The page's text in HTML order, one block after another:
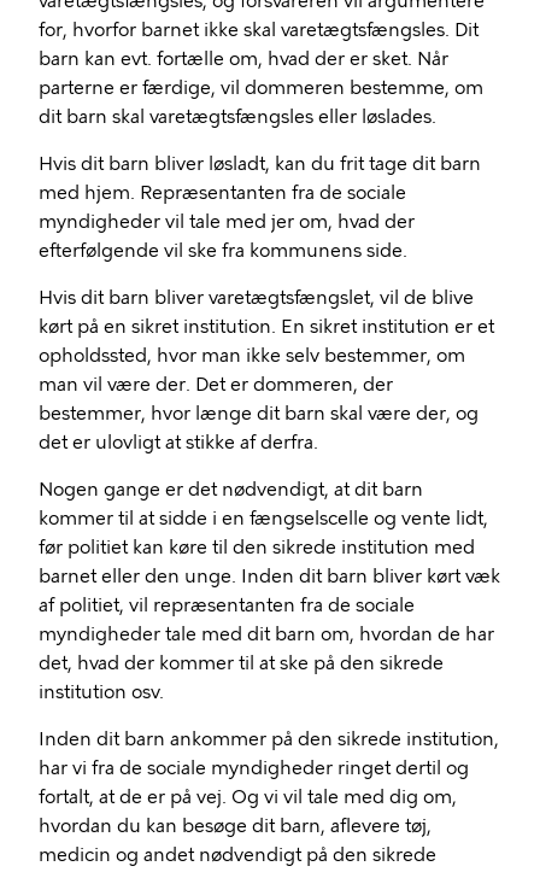
for, hvorfor barnet ikke skal varetægtsfængsles. Dit
barn kan evt. fortælle om, hvad der er sket. Når
parterne er færdige, vil dommeren bestemme, om
dit barn skal varetægtsfængsles eller løslades.
Hvis dit barn bliver løsladt, kan du frit tage dit barn
med hjem. Repræsentanten fra de sociale
myndigheder vil tale med jer om, hvad der
efterfølgende vil ske fra kommunens side.
Hvis dit barn bliver varetægtsfængslet, vil de blive
kørt på en sikret institution. En sikret institution er et
opholdssted, hvor man ikke selv bestemmer, om
man vil være der. Det er dommeren, der
bestemmer, hvor længe dit barn skal være der, og
det er ulovligt at stikke af derfra.
Nogen gange er det nødvendigt, at dit barn
kommer til at sidde i en fængselscelle og vente lidt,
før politiet kan køre til den sikrede institution med
barnet eller den unge. Inden dit barn bliver kørt væk
af politiet, vil repræsentanten fra de sociale
myndigheder tale med dit barn om, hvordan de har
det, hvad der kommer til at ske på den sikrede
institution osv.
Inden dit barn ankommer på den sikrede institution,
har vi fra de sociale myndigheder ringet dertil og
fortalt, at de er på vej. Og vi vil tale med dig om,
hvordan du kan besøge dit barn, aflevere tøj,
medicin og andet nødvendigt på den sikrede